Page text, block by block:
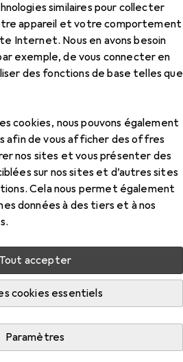
similaires pour collecter
appareil et votre comportement
Internet. Nous en avons besoin
exemple, de vous connecter en
des fonctions de base telles que
cookies, nous pouvons également
afin de vous afficher des offres
nos sites et vous présenter des
sur nos sites et d’autres sites
Cela nous permet également
données à des tiers et à nos
Tout accepter
cookies essentiels
Paramètres
EUR
1,18/1l
BestLitière pour chat Original
Cat's Best
Original 20L
compatibles avec le
pour chat Original 20L de la